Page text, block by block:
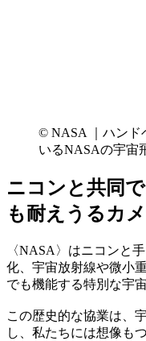
© NASA ｜ハンド
いるNASAの宇宙
ニコンと共同
も耐えうるカ
〈NASA〉はニコンと
化、宇宙放射線や微小
でも機能する特別な宇
この歴史的な協業は、
し、私たちには想像も